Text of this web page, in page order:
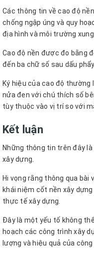
Các thông tin về cao độ
chống ngập úng và quy
địa hình và môi trường xung
Cao độ nền được đo bằng
đến ba chữ số sau dấu
Ký hiệu của cao độ
nửa đen với chú thích số
tùy thuộc vào vị trí so với
Kết luận
Những thông tin trên đây
xây dựng.
Hi vọng rằng thông qua bài
khái niệm cốt nền xây
thực tế xây dựng.
Đây là một yếu tố không
hoạch các công trình xây
lượng và hiệu quả của